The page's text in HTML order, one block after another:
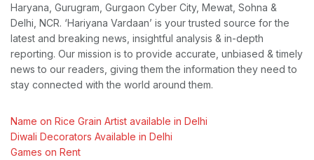
Haryana, Gurugram, Gurgaon Cyber City, Mewat, Sohna &
Delhi, NCR. ‘Hariyana Vardaan’ is your trusted source for the
latest and breaking news, insightful analysis & in-depth
reporting. Our mission is to provide accurate, unbiased & timely
news to our readers, giving them the information they need to
stay connected with the world around them.
Name on Rice Grain Artist available in Delhi
Diwali Decorators Available in Delhi
Games on Rent